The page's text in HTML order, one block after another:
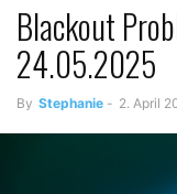
Blackout
24.05.2025
By Stephanie - 2. April